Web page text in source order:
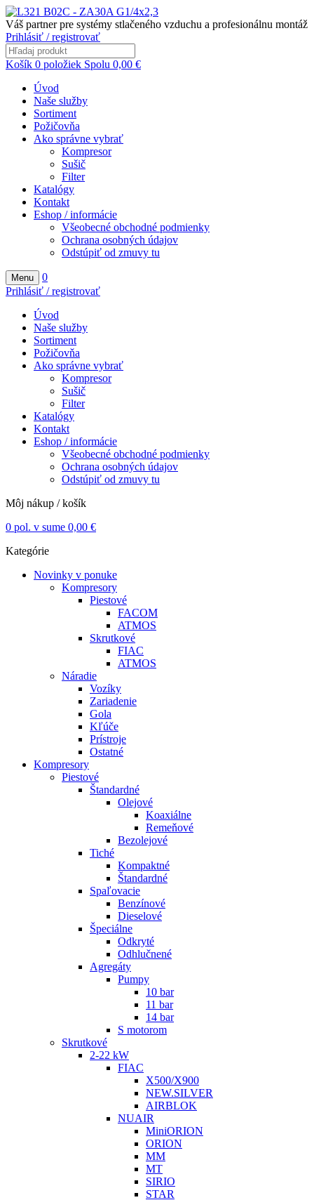
Váš partner pre systémy stlačeného vzduchu a profesionálnu montáž
Prihlásiť / registrovať
Košík 0 položiek Spolu 0,00 €
Úvod
Naše služby
Sortiment
Požičovňa
Ako správne vybrať
Kompresor
Sušič
Filter
Katalógy
Kontakt
Eshop / informácie
Všeobecné obchodné podmienky
Ochrana osobných údajov
Odstúpiť od zmuvy tu
Menu
0
Prihlásiť / registrovať
Úvod
Naše služby
Sortiment
Požičovňa
Ako správne vybrať
Kompresor
Sušič
Filter
Katalógy
Kontakt
Eshop / informácie
Všeobecné obchodné podmienky
Ochrana osobných údajov
Odstúpiť od zmuvy tu
Môj nákup / košík
0 pol. v sume 0,00 €
Kategórie
Novinky v ponuke
Kompresory
Piestové
FACOM
ATMOS
Skrutkové
FIAC
ATMOS
Náradie
Vozíky
Zariadenie
Gola
Kľúče
Prístroje
Ostatné
Kompresory
Piestové
Štandardné
Olejové
Koaxiálne
Remeňové
Bezolejové
Tiché
Kompaktné
Štandardné
Spaľovacie
Benzínové
Dieselové
Špeciálne
Odkryté
Odhlučnené
Agregáty
Pumpy
10 bar
11 bar
14 bar
S motorom
Skrutkové
2-22 kW
FIAC
X500/X900
NEW.SILVER
AIRBLOK
NUAIR
MiniORION
ORION
MM
MT
SIRIO
STAR